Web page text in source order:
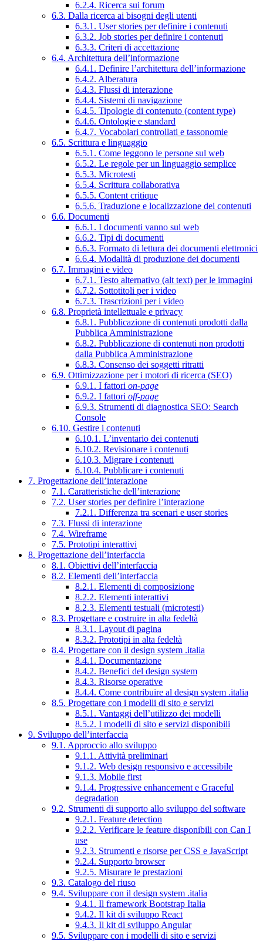
6.2.4. Ricerca sui forum
6.3. Dalla ricerca ai bisogni degli utenti
6.3.1. User stories per definire i contenuti
6.3.2. Job stories per definire i contenuti
6.3.3. Criteri di accettazione
6.4. Architettura dell’informazione
6.4.1. Definire l’architettura dell’informazione
6.4.2. Alberatura
6.4.3. Flussi di interazione
6.4.4. Sistemi di navigazione
6.4.5. Tipologie di contenuto (content type)
6.4.6. Ontologie e standard
6.4.7. Vocabolari controllati e tassonomie
6.5. Scrittura e linguaggio
6.5.1. Come leggono le persone sul web
6.5.2. Le regole per un linguaggio semplice
6.5.3. Microtesti
6.5.4. Scrittura collaborativa
6.5.5. Content critique
6.5.6. Traduzione e localizzazione dei contenuti
6.6. Documenti
6.6.1. I documenti vanno sul web
6.6.2. Tipi di documenti
6.6.3. Formato di lettura dei documenti elettronici
6.6.4. Modalità di produzione dei documenti
6.7. Immagini e video
6.7.1. Testo alternativo (alt text) per le immagini
6.7.2. Sottotitoli per i video
6.7.3. Trascrizioni per i video
6.8. Proprietà intellettuale e privacy
6.8.1. Pubblicazione di contenuti prodotti dalla
Pubblica Amministrazione
6.8.2. Pubblicazione di contenuti non prodotti
dalla Pubblica Amministrazione
6.8.3. Consenso dei soggetti ritratti
6.9. Ottimizzazione per i motori di ricerca (SEO)
6.9.1. I fattori on-page
6.9.2. I fattori off-page
6.9.3. Strumenti di diagnostica SEO: Search
Console
6.10. Gestire i contenuti
6.10.1. L’inventario dei contenuti
6.10.2. Revisionare i contenuti
6.10.3. Migrare i contenuti
6.10.4. Pubblicare i contenuti
7. Progettazione dell’interazione
7.1. Caratteristiche dell’interazione
7.2. User stories per definire l’interazione
7.2.1. Differenza tra scenari e user stories
7.3. Flussi di interazione
7.4. Wireframe
7.5. Prototipi interattivi
8. Progettazione dell’interfaccia
8.1. Obiettivi dell’interfaccia
8.2. Elementi dell’interfaccia
8.2.1. Elementi di composizione
8.2.2. Elementi interattivi
8.2.3. Elementi testuali (microtesti)
8.3. Progettare e costruire in alta fedeltà
8.3.1. Layout di pagina
8.3.2. Prototipi in alta fedeltà
8.4. Progettare con il design system .italia
8.4.1. Documentazione
8.4.2. Benefici del design system
8.4.3. Risorse operative
8.4.4. Come contribuire al design system .italia
8.5. Progettare con i modelli di sito e servizi
8.5.1. Vantaggi dell’utilizzo dei modelli
8.5.2. I modelli di sito e servizi disponibili
9. Sviluppo dell’interfaccia
9.1. Approccio allo sviluppo
9.1.1. Attività preliminari
9.1.2. Web design responsivo e accessibile
9.1.3. Mobile first
9.1.4. Progressive enhancement e Graceful
degradation
9.2. Strumenti di supporto allo sviluppo del software
9.2.1. Feature detection
9.2.2. Verificare le feature disponibili con Can I
use
9.2.3. Strumenti e risorse per CSS e JavaScript
9.2.4. Supporto browser
9.2.5. Misurare le prestazioni
9.3. Catalogo del riuso
9.4. Sviluppare con il design system .italia
9.4.1. Il framework Bootstrap Italia
9.4.2. Il kit di sviluppo React
9.4.3. Il kit di sviluppo Angular
9.5. Sviluppare con i modelli di sito e servizi